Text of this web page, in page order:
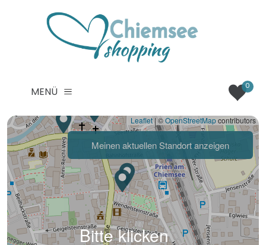
MENÜ 0
Leaflet| ©OpenStreetMapcontributors
Meinen aktuellen Standortanzeigen